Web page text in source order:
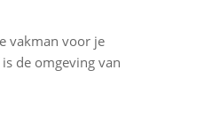
vakman voor je
de omgeving van